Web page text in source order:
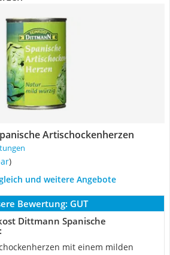
Artischockenherzen
)
und weitere Angebote
Bewertung: GUT
Dittmann Spanische
mit einem milden